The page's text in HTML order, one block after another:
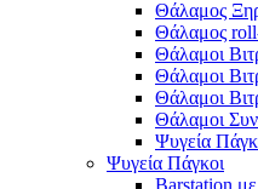
Θάλαμος
Θάλαμος
Θάλαμοι
Θάλαμοι
Θάλαμοι
Θάλαμοι
Ψυγεία
Ψυγεία Πάγκοι
Barstation